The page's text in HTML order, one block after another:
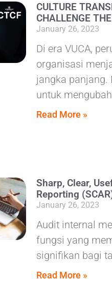
CULTURE
CHALLENGE
January 26, 2023
Di era VUCA,
organisasi
jangka
untuk mengubah
Read More »
Sharp, Clear,
Reporting
January 26, 2023
Audit internal
fungsi yang
signifikan bagi
Read More »